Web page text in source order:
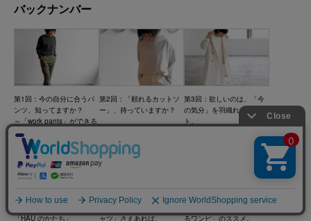
バックナンバー
第1回：今の自分に合うパ
ンツ、知ってますか？
～「work pants」ができる
まで
第2回：「頼れるカットソ
ー」、持っていますか？
第3回：欲しいのは、「今
の気分」を羽織れるコー
ト。
「HAU のかたち」
第5回：頼りにできる「シ
ャツ」さえあれば。
第6回：大人のための「ゆ
るワンピ」のススメ。